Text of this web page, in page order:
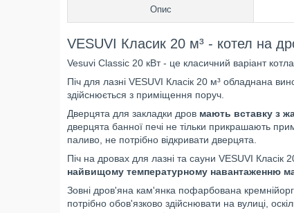
Опис
VESUVI Класик 20 м³ - котел на
Vesuvi Classic 20 кВт - це класичний варіант
Піч для лазні VESUVI Класік 20 м³ обладнана
здійснюється з приміщення поруч.
Дверцята для закладки дров мають вставку з
дверцята банної печі не тільки прикрашають
паливо, не потрібно відкривати дверцята.
Піч на дровах для лазні та сауни VESUVI Класік
найвищому температурному навантаженню
Зовні дров'яна кам'янка пофарбована
потрібно обов'язково здійснювати на вулиці,